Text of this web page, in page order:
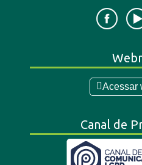
Acessar
Canal de